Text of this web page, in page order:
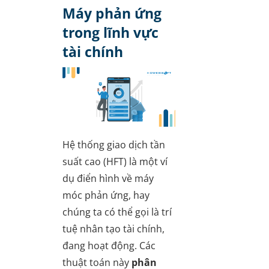
Máy phản ứng
trong lĩnh vực
tài chính
Hệ thống giao dịch tần
suất cao (HFT) là một ví
dụ điển hình về máy
móc phản ứng, hay
chúng ta có thể gọi là trí
tuệ nhân tạo tài chính,
đang hoạt động. Các
thuật toán này phân